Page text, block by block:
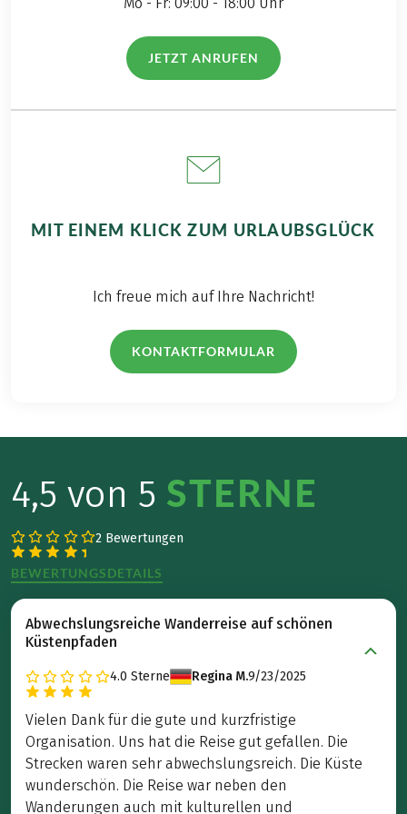
JETZT ANRUFEN(LINK ÖFFNET IN NEUEM TAB)
MIT EINEM KLICK ZUM URLAUBSGLÜCK
Ich freue mich auf Ihre Nachricht!
KONTAKTFORMULAR
4,5 von 5 STERNE
2 Bewertungen
BEWERTUNGSDETAILS
Abwechslungsreiche Wanderreise auf schönen
Küstenpfaden
4.0 Sterne Regina M.9/23/2025
Vielen Dank für die gute und kurzfristige
Organisation. Uns hat die Reise gut gefallen. Die
Strecken waren sehr abwechslungsreich. Die Küste
wunderschön. Die Reise war neben den
Wanderungen auch mit kulturellen und